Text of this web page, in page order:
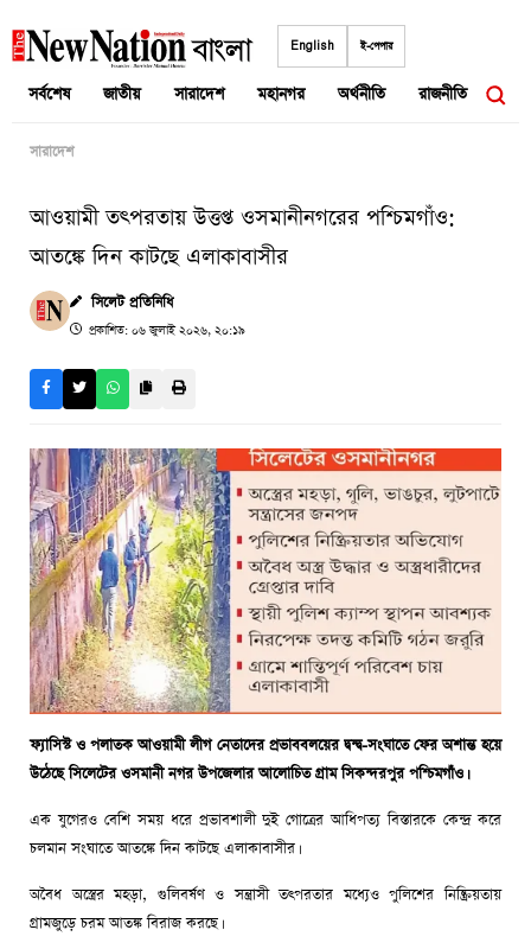
to
English ই-পেপার
সর্বশেষ জাতীয় সারাদেশ মহানগর অর্থনীতি রাজনীতি
সারাদেশ
আওয়ামী তৎপরতায় উত্তপ্ত ওসমানীনগরের পশ্চিমগাঁও:
আতঙ্কে দিন কাটছে এলাকাবাসীর
সিলেট প্রতিনিধি
প্রকাশিত: ০৬ জুলাই ২০২৬, ২০:১৯
ফ্যাসিস্ট ও পলাতক আওয়ামী লীগ নেতাদের প্রভাববলয়ের দ্বন্দ্ব-সংঘাতে ফের অশান্ত হয়ে
উঠেছে সিলেটের ওসমানী নগর উপজেলার আলোচিত গ্রাম সিকন্দরপুর পশ্চিমগাঁও।
এক যুগেরও বেশি সময় ধরে প্রভাবশালী দুই গোত্রের আধিপত্য বিস্তারকে কেন্দ্র করে
চলমান সংঘাতে আতঙ্কে দিন কাটছে এলাকাবাসীর।
অবৈধ অস্ত্রের মহড়া, গুলিবর্ষণ ও সন্ত্রাসী তৎপরতার মধ্যেও পুলিশের নিষ্ক্রিয়তায়
গ্রামজুড়ে চরম আতঙ্ক বিরাজ করছে।